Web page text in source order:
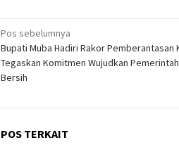
Navigasi
pos
Pos sebelumnya
Bupati Muba Hadiri Rakor Pemberantasan
Tegaskan Komitmen Wujudkan
Bersih
POS TERKAIT